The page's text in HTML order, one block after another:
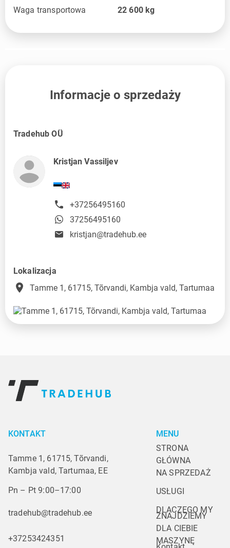
Waga transportowa 22 600 kg
Informacje o sprzedaży
Tradehub OÜ
Kristjan Vassiljev
+37256495160
37256495160
kristjan@tradehub.ee
Lokalizacja
place Tamme 1, 61715, Tõrvandi, Kambja vald, Tartumaa
KONTAKT
Tamme 1, 61715, Tõrvandi,
Kambja vald, Tartumaa, EE
Pn – Pt 9:00–17:00
tradehub@tradehub.ee
+37253424351
MENU
STRONA
GŁÓWNA
NA SPRZEDAŻ
USŁUGI
DLACZEGO MY
ZNAJDZIEMY
DLA CIEBIE
MASZYNĘ